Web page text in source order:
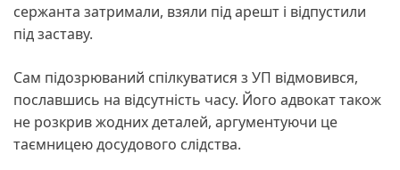
сержанта затримали, взяли під арешт і відпустили
під заставу.
Сам підозрюваний спілкуватися з УП відмовився,
пославшись на відсутність часу. Його адвокат також
не розкрив жодних деталей, аргументуючи це
таємницею досудового слідства.